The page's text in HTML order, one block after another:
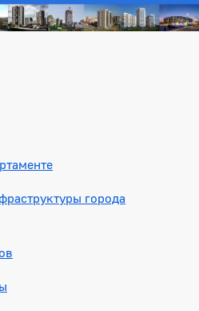
города